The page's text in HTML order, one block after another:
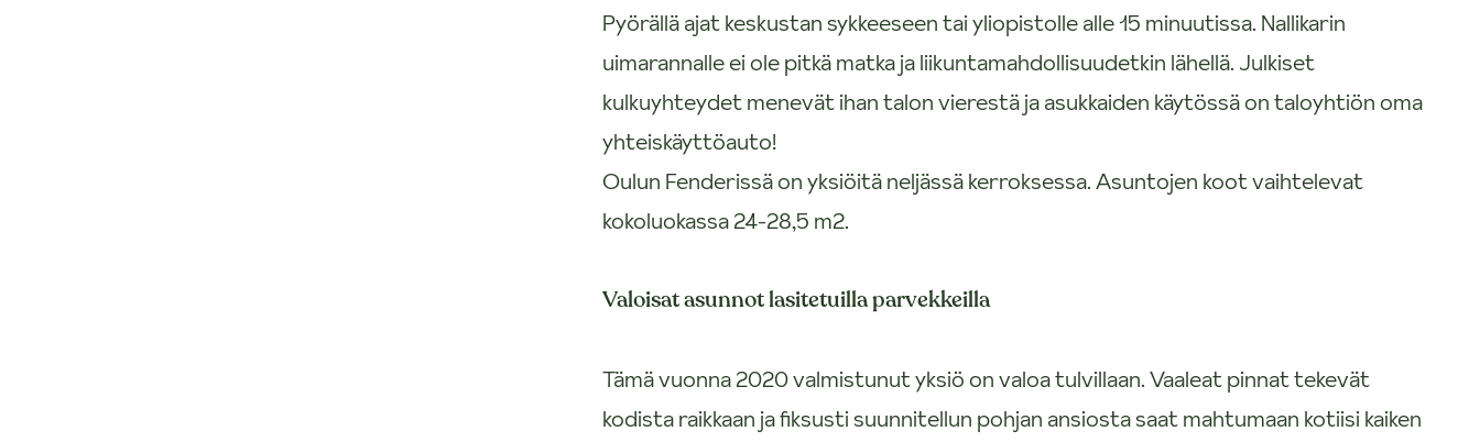
Pyörällä ajat keskustan sykkeeseen tai yliopistolle alle 15 minuutissa. Nallikarin
uimarannalle ei ole pitkä matka ja liikuntamahdollisuudetkin lähellä. Julkiset
kulkuyhteydet menevät ihan talon vierestä ja asukkaiden käytössä on taloyhtiön oma
yhteiskäyttöauto!
Oulun Fenderissä on yksiöitä neljässä kerroksessa. Asuntojen koot vaihtelevat
kokoluokassa 24-28,5 m2.
Valoisat asunnot lasitetuilla parvekkeilla
Tämä vuonna 2020 valmistunut yksiö on valoa tulvillaan. Vaaleat pinnat tekevät
kodista raikkaan ja fiksusti suunnitellun pohjan ansiosta saat mahtumaan kotiisi kaiken